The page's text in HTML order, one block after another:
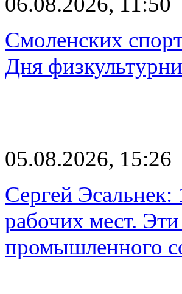
Смоленских
Дня
05.08.2026, 15:26
Сергей
рабочих мест.
промышленного